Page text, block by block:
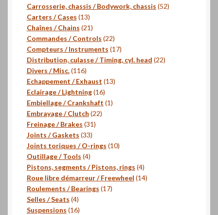
produits
Carrosserie, chassis / Bodywork, chassis 5252
Carters / Cases 1313
produits
Chaînes / Chains 2121
produits
Commandes / Controls 2222
produits
Compteurs / Instruments 1717
produits
Distribution, culasse / Timing, cyl. head 2222
Divers / Misc. 116116
produits
Echappement / Exhaust 1313
Eclairage / Lightning 1616
produits
Embiellage / Crankshaft 11
Embrayage / Clutch 2222
Freinage / Brakes 3131
Joints / Gaskets 3333
produits
Joints toriques / O-rings 1010
Outillage / Tools 44
produits
Pistons, segments / Pistons, rings 44
produits
Roue libre démarreur / Freewheel 1414
Roulements / Bearings 1717
Selles / Seats 44
produits
Suspensions 1616